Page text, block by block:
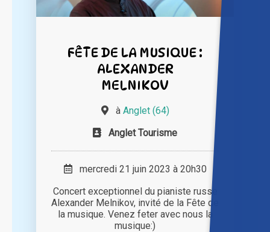
FÊTE DE LA MUSIQUE :
ALEXANDER
MELNIKOV
à Anglet (64)
Anglet Tourisme
mercredi 21 juin 2023 à 20h30
Concert exceptionnel du pianiste russe
Alexander Melnikov, invité de la Fête de
la musique. Venez feter avec nous la
musique:)